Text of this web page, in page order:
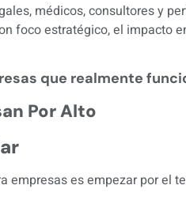
médicos, consultores y
foco estratégico, el impacto
que realmente
Por Alto
empresas es empezar por el